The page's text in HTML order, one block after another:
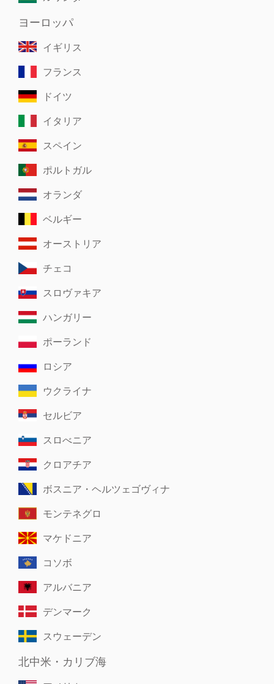
ヨーロッパ
イギリス
フランス
ドイツ
イタリア
スペイン
ポルトガル
オランダ
ベルギー
オーストリア
チェコ
スロヴァキア
ハンガリー
ポーランド
ロシア
ウクライナ
セルビア
スロべニア
クロアチア
ボスニア・ヘルツェゴヴィナ
モンテネグロ
マケドニア
コソボ
アルバニア
デンマーク
スウェーデン
北中米・カリブ海